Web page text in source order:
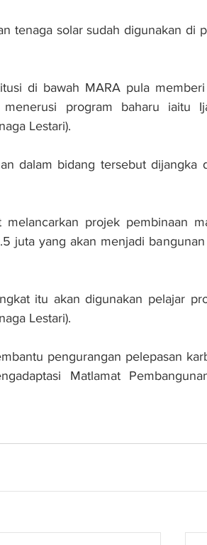
tenaga solar sudah digunakan di
di bawah MARA pula
program baharu iaitu
Lestari).
dalam bidang tersebut dijangka
projek pembinaan
juta yang akan menjadi
itu akan digunakan pelajar
Lestari).
pengurangan pelepasan
Matlamat